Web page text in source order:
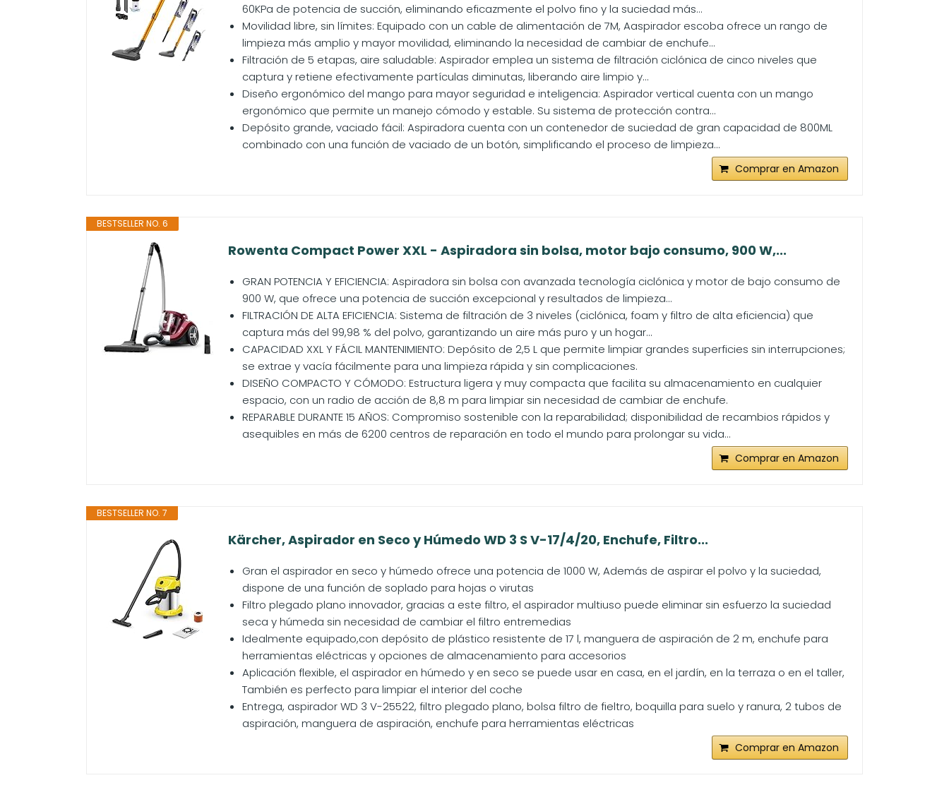
60KPa de potencia de succión, eliminando eficazmente el polvo fino y la suciedad más...
Movilidad libre, sin límites: Equipado con un cable de alimentación de 7M, Aaspirador escoba ofrece un rango de
limpieza más amplio y mayor movilidad, eliminando la necesidad de cambiar de enchufe...
Filtración de 5 etapas, aire saludable: Aspirador emplea un sistema de filtración ciclónica de cinco niveles que
captura y retiene efectivamente partículas diminutas, liberando aire limpio y...
Diseño ergonómico del mango para mayor seguridad e inteligencia: Aspirador vertical cuenta con un mango
ergonómico que permite un manejo cómodo y estable. Su sistema de protección contra...
Depósito grande, vaciado fácil: Aspiradora cuenta con un contenedor de suciedad de gran capacidad de 800ML
combinado con una función de vaciado de un botón, simplificando el proceso de limpieza...
Comprar en Amazon
BESTSELLER NO. 6
Rowenta Compact Power XXL - Aspiradora sin bolsa, motor bajo consumo, 900 W,...
GRAN POTENCIA Y EFICIENCIA: Aspiradora sin bolsa con avanzada tecnología ciclónica y motor de bajo consumo de
900 W, que ofrece una potencia de succión excepcional y resultados de limpieza...
FILTRACIÓN DE ALTA EFICIENCIA: Sistema de filtración de 3 niveles (ciclónica, foam y filtro de alta eficiencia) que
captura más del 99,98 % del polvo, garantizando un aire más puro y un hogar...
CAPACIDAD XXL Y FÁCIL MANTENIMIENTO: Depósito de 2,5 L que permite limpiar grandes superficies sin interrupciones;
se extrae y vacía fácilmente para una limpieza rápida y sin complicaciones.
DISEÑO COMPACTO Y CÓMODO: Estructura ligera y muy compacta que facilita su almacenamiento en cualquier
espacio, con un radio de acción de 8,8 m para limpiar sin necesidad de cambiar de enchufe.
REPARABLE DURANTE 15 AÑOS: Compromiso sostenible con la reparabilidad; disponibilidad de recambios rápidos y
asequibles en más de 6200 centros de reparación en todo el mundo para prolongar su vida...
Comprar en Amazon
BESTSELLER NO. 7
Kärcher, Aspirador en Seco y Húmedo WD 3 S V-17/4/20, Enchufe, Filtro...
Gran el aspirador en seco y húmedo ofrece una potencia de 1000 W, Además de aspirar el polvo y la suciedad,
dispone de una función de soplado para hojas o virutas
Filtro plegado plano innovador, gracias a este filtro, el aspirador multiuso puede eliminar sin esfuerzo la suciedad
seca y húmeda sin necesidad de cambiar el filtro entremedias
Idealmente equipado,con depósito de plástico resistente de 17 l, manguera de aspiración de 2 m, enchufe para
herramientas eléctricas y opciones de almacenamiento para accesorios
Aplicación flexible, el aspirador en húmedo y en seco se puede usar en casa, en el jardín, en la terraza o en el taller,
También es perfecto para limpiar el interior del coche
Entrega, aspirador WD 3 V-25522, filtro plegado plano, bolsa filtro de fieltro, boquilla para suelo y ranura, 2 tubos de
aspiración, manguera de aspiración, enchufe para herramientas eléctricas
Comprar en Amazon